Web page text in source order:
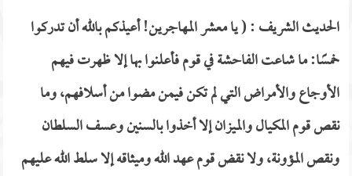
الحديث الشريف : ( يا معشر المهاجرين! أعيذكم بالله أن تدركوا
خمسًا: ما شاعت الفاحشة في قوم فأعلنوا بها إلا ظهرت فيهم
الأوجاع والأمراض التي لم تكن فيمن مضوا من أسلافهم، وما
نقص قوم المكيال والميزان إلا أخذوا بالسنين وعسف السلطان
ونقص المؤونة، ولا نقض قوم عهد الله وميثاقه إلا سلط الله عليهم